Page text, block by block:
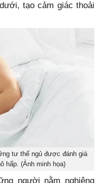
tạo cảm giác thoải
tư thế ngủ được đánh giá
hấp. (Ảnh minh họa)
người nằm nghiêng